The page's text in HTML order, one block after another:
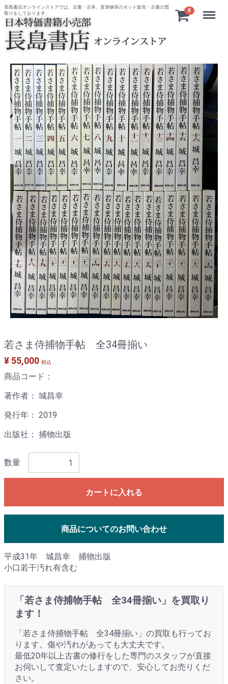
長島書店オンラインストアでは、古書・古本、直筆物等のネット販売・古書の買
取りをしております。
0 Menu
若さま侍捕物手帖 全34冊揃い
¥ 55,000 税込
商品コード：
著作者： 城昌幸
発行年： 2019
出版社： 捕物出版
数量
カートに入れる
商品についてのお問い合わせ
平成31年 城昌幸 捕物出版
小口若干汚れ有含む
「若さま侍捕物手帖 全34冊揃い」を買取り
ます！
「若さま侍捕物手帖 全34冊揃い」の買取も行ってお
ります。傷や汚れがあっても大丈夫です。
最低20年以上古書の修行をした専門のスタッフが直接
お伺いして査定いたしますので、安心してお売りくだ
さい。